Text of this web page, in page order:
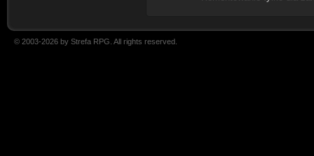
© 2003-2026 by Strefa RPG. All rights reserved.